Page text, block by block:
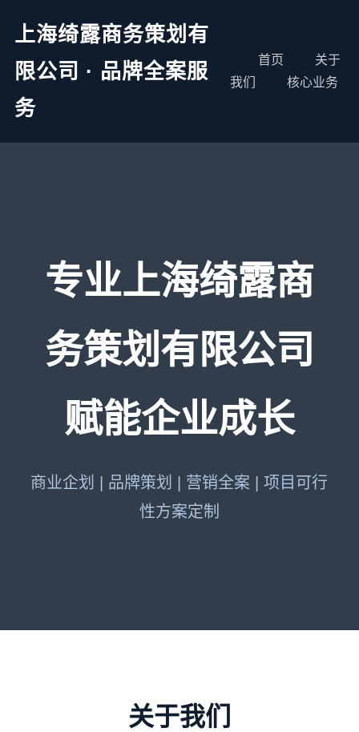
上海绮露商务策划有
限公司 · 品牌全案服
务
首页
关于
我们
核心业务
专业上海绮露商
务策划有限公司
赋能企业成长
商业企划 | 品牌策划 | 营销全案 | 项目可行
性方案定制
关于我们